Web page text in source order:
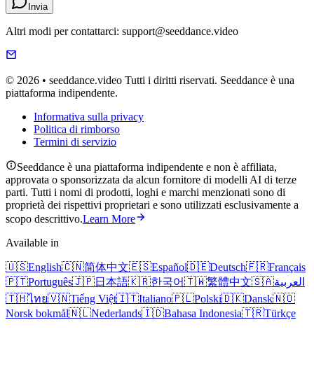
Invia
Altri modi per contattarci: support@seeddance.video
© 2026 • seeddance.video Tutti i diritti riservati. Seeddance è una
piattaforma indipendente.
Informativa sulla privacy
Politica di rimborso
Termini di servizio
Seeddance è una piattaforma indipendente e non è affiliata,
approvata o sponsorizzata da alcun fornitore di modelli AI di terze
parti. Tutti i nomi di prodotti, loghi e marchi menzionati sono di
proprietà dei rispettivi proprietari e sono utilizzati esclusivamente a
scopo descrittivo.Learn More
Available in
🇺🇸English🇨🇳简体中文🇪🇸Español🇩🇪Deutsch🇫🇷Français
🇵🇹Português🇯🇵日本語🇰🇷한국어🇹🇼繁體中文🇸🇦العربية
🇹🇭ไทย🇻🇳Tiếng Việt🇮🇹Italiano🇵🇱Polski🇩🇰Dansk🇳🇴
Norsk bokmål🇳🇱Nederlands🇮🇩Bahasa Indonesia🇹🇷Türkçe